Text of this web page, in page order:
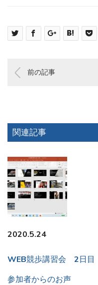
前の記事
関連記事
2020.5.24
WEB競歩講習会 2日目
参加者からのお声